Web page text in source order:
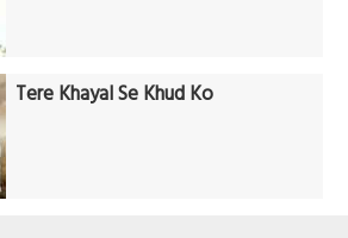
Tere Khayal Se Khud Ko